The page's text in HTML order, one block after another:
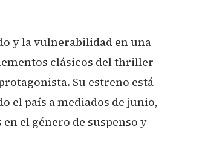
y la vulnerabilidad en una
clásicos del thriller
Su estreno está
el país a mediados de junio,
el género de suspenso y